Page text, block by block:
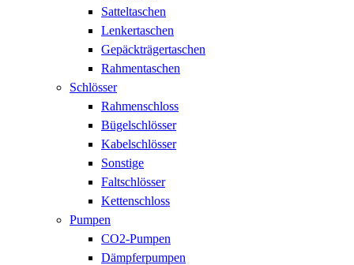
Satteltaschen
Lenkertaschen
Gepäckträgertaschen
Rahmentaschen
Schlösser
Rahmenschloss
Bügelschlösser
Kabelschlösser
Sonstige
Faltschlösser
Kettenschloss
Pumpen
CO2-Pumpen
Dämpferpumpen